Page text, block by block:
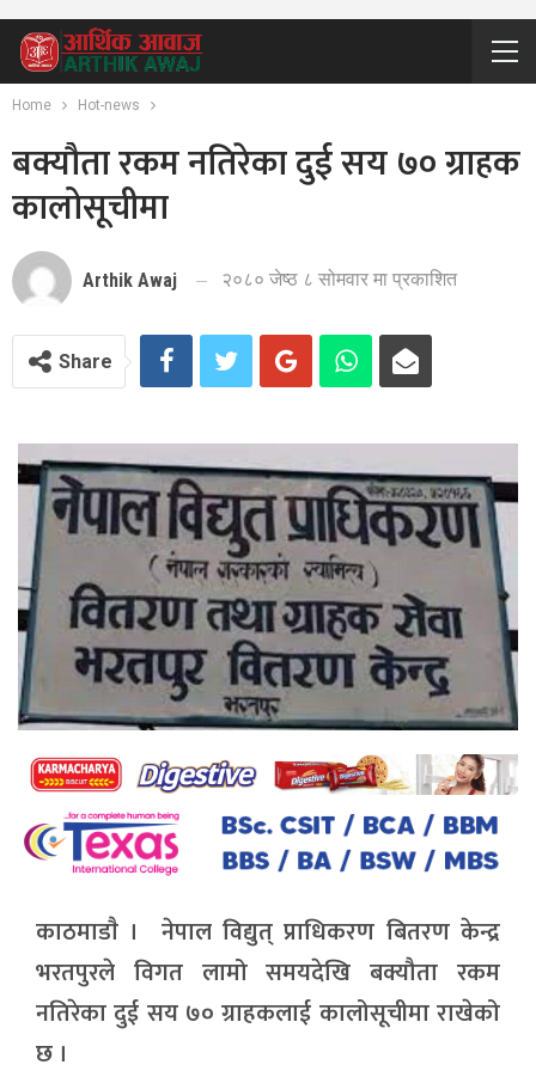
Home Hot-news
बक्यौता रकम नतिरेका दुई सय ७० ग्राहक
कालोसूचीमा
Arthik Awaj २०८० जेष्ठ ८ सोमवार मा प्रकाशित
Share
काठमाडाै । नेपाल विद्युत् प्राधिकरण बितरण केन्द्र
भरतपुरले विगत लामो समयदेखि बक्यौता रकम
नतिरेका दुई सय ७० ग्राहकलाई कालोसूचीमा राखेको
छ ।